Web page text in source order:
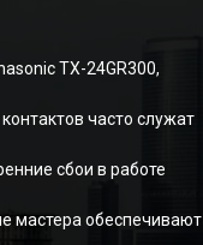
TX-24GR300,
часто служат
сбои в работе
мастера обеспечивают